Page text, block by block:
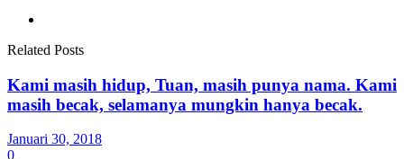
Related Posts
Kami masih hidup, Tuan, masih punya nama. Kami
masih becak, selamanya mungkin hanya becak.
Januari 30, 2018
0